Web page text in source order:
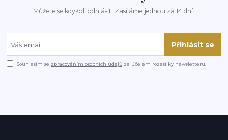
Můžete se kdykoli odhlásit. Zasíláme jednou za 14 dní.
Přihlásit se
Souhlasím se zpracováním osobních údajů za účelem rozesílky newsletteru.